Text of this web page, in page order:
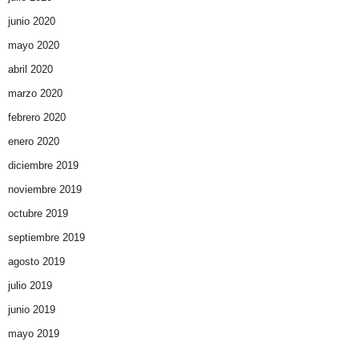
junio 2020
mayo 2020
abril 2020
marzo 2020
febrero 2020
enero 2020
diciembre 2019
noviembre 2019
octubre 2019
septiembre 2019
agosto 2019
julio 2019
junio 2019
mayo 2019